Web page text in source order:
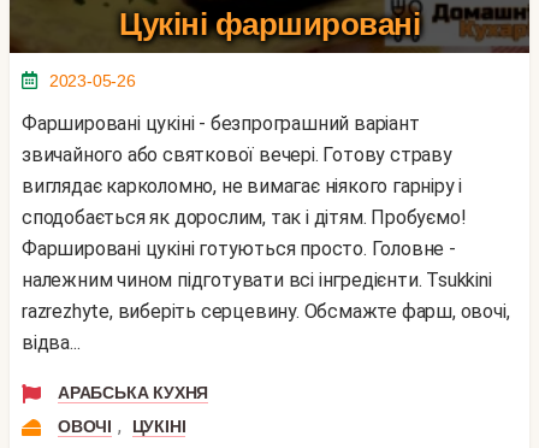
Цукіні фаршировані
2023-05-26
Фаршировані цукіні - безпрограшний варіант
звичайного або святкової вечері. Готову страву
виглядає карколомно, не вимагає ніякого гарніру і
сподобається як дорослим, так і дітям. Пробуємо!
Фаршировані цукіні готуються просто. Головне -
належним чином підготувати всі інгредієнти. Tsukkini
razrezhyte, виберіть серцевину. Обсмажте фарш, овочі,
відва...
АРАБСЬКА КУХНЯ
ОВОЧІ ,
ЦУКІНІ